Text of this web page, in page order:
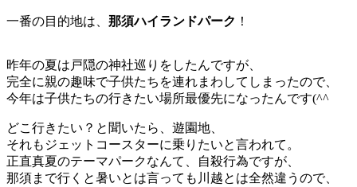
一番の目的地は、 那須ハイランドパーク ！
昨年の夏は戸隠の神社巡りをしたんですが、
完全に親の趣味で子供たちを連れまわしてしまったので、
今年は子供たちの行きたい場所最優先になったんです(^^ゞ
どこ行きたい？と聞いたら、遊園地、
それもジェットコースターに乗りたいと言われて。
正直真夏のテーマパークなんて、自殺行為ですが、
那須まで行くと暑いとは言っても川越とは全然違うので、